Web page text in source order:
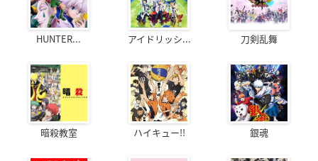
HUNTER... アイドリッシ... 刀剣乱舞
暗殺教室 ハイキュー!! 銀魂